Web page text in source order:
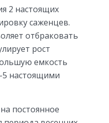
2 настоящих
саженцев.
отбраковать
рост
емкость
5 настоящими
постоянное